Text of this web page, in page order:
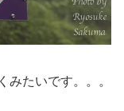
みたいです。。。